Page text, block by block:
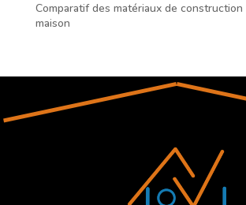
Comparatif des matériaux de construction
maison